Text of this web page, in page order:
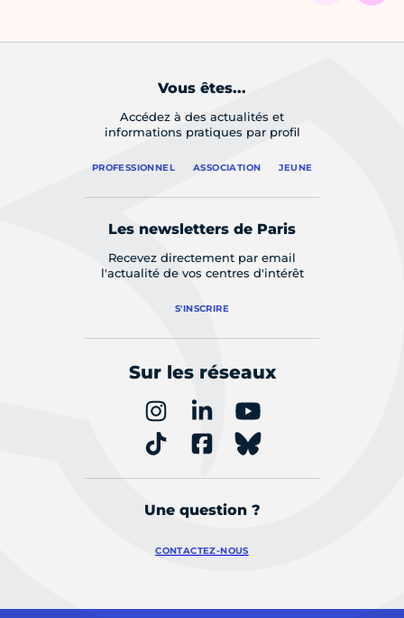
Vous êtes...
Accédez à des actualités et
informations pratiques par profil
PROFESSIONNEL ASSOCIATION JEUNE
Les newsletters de Paris
Recevez directement par email
l'actualité de vos centres d'intérêt
S'INSCRIRE
Sur les réseaux
Une question ?
CONTACTEZ-NOUS